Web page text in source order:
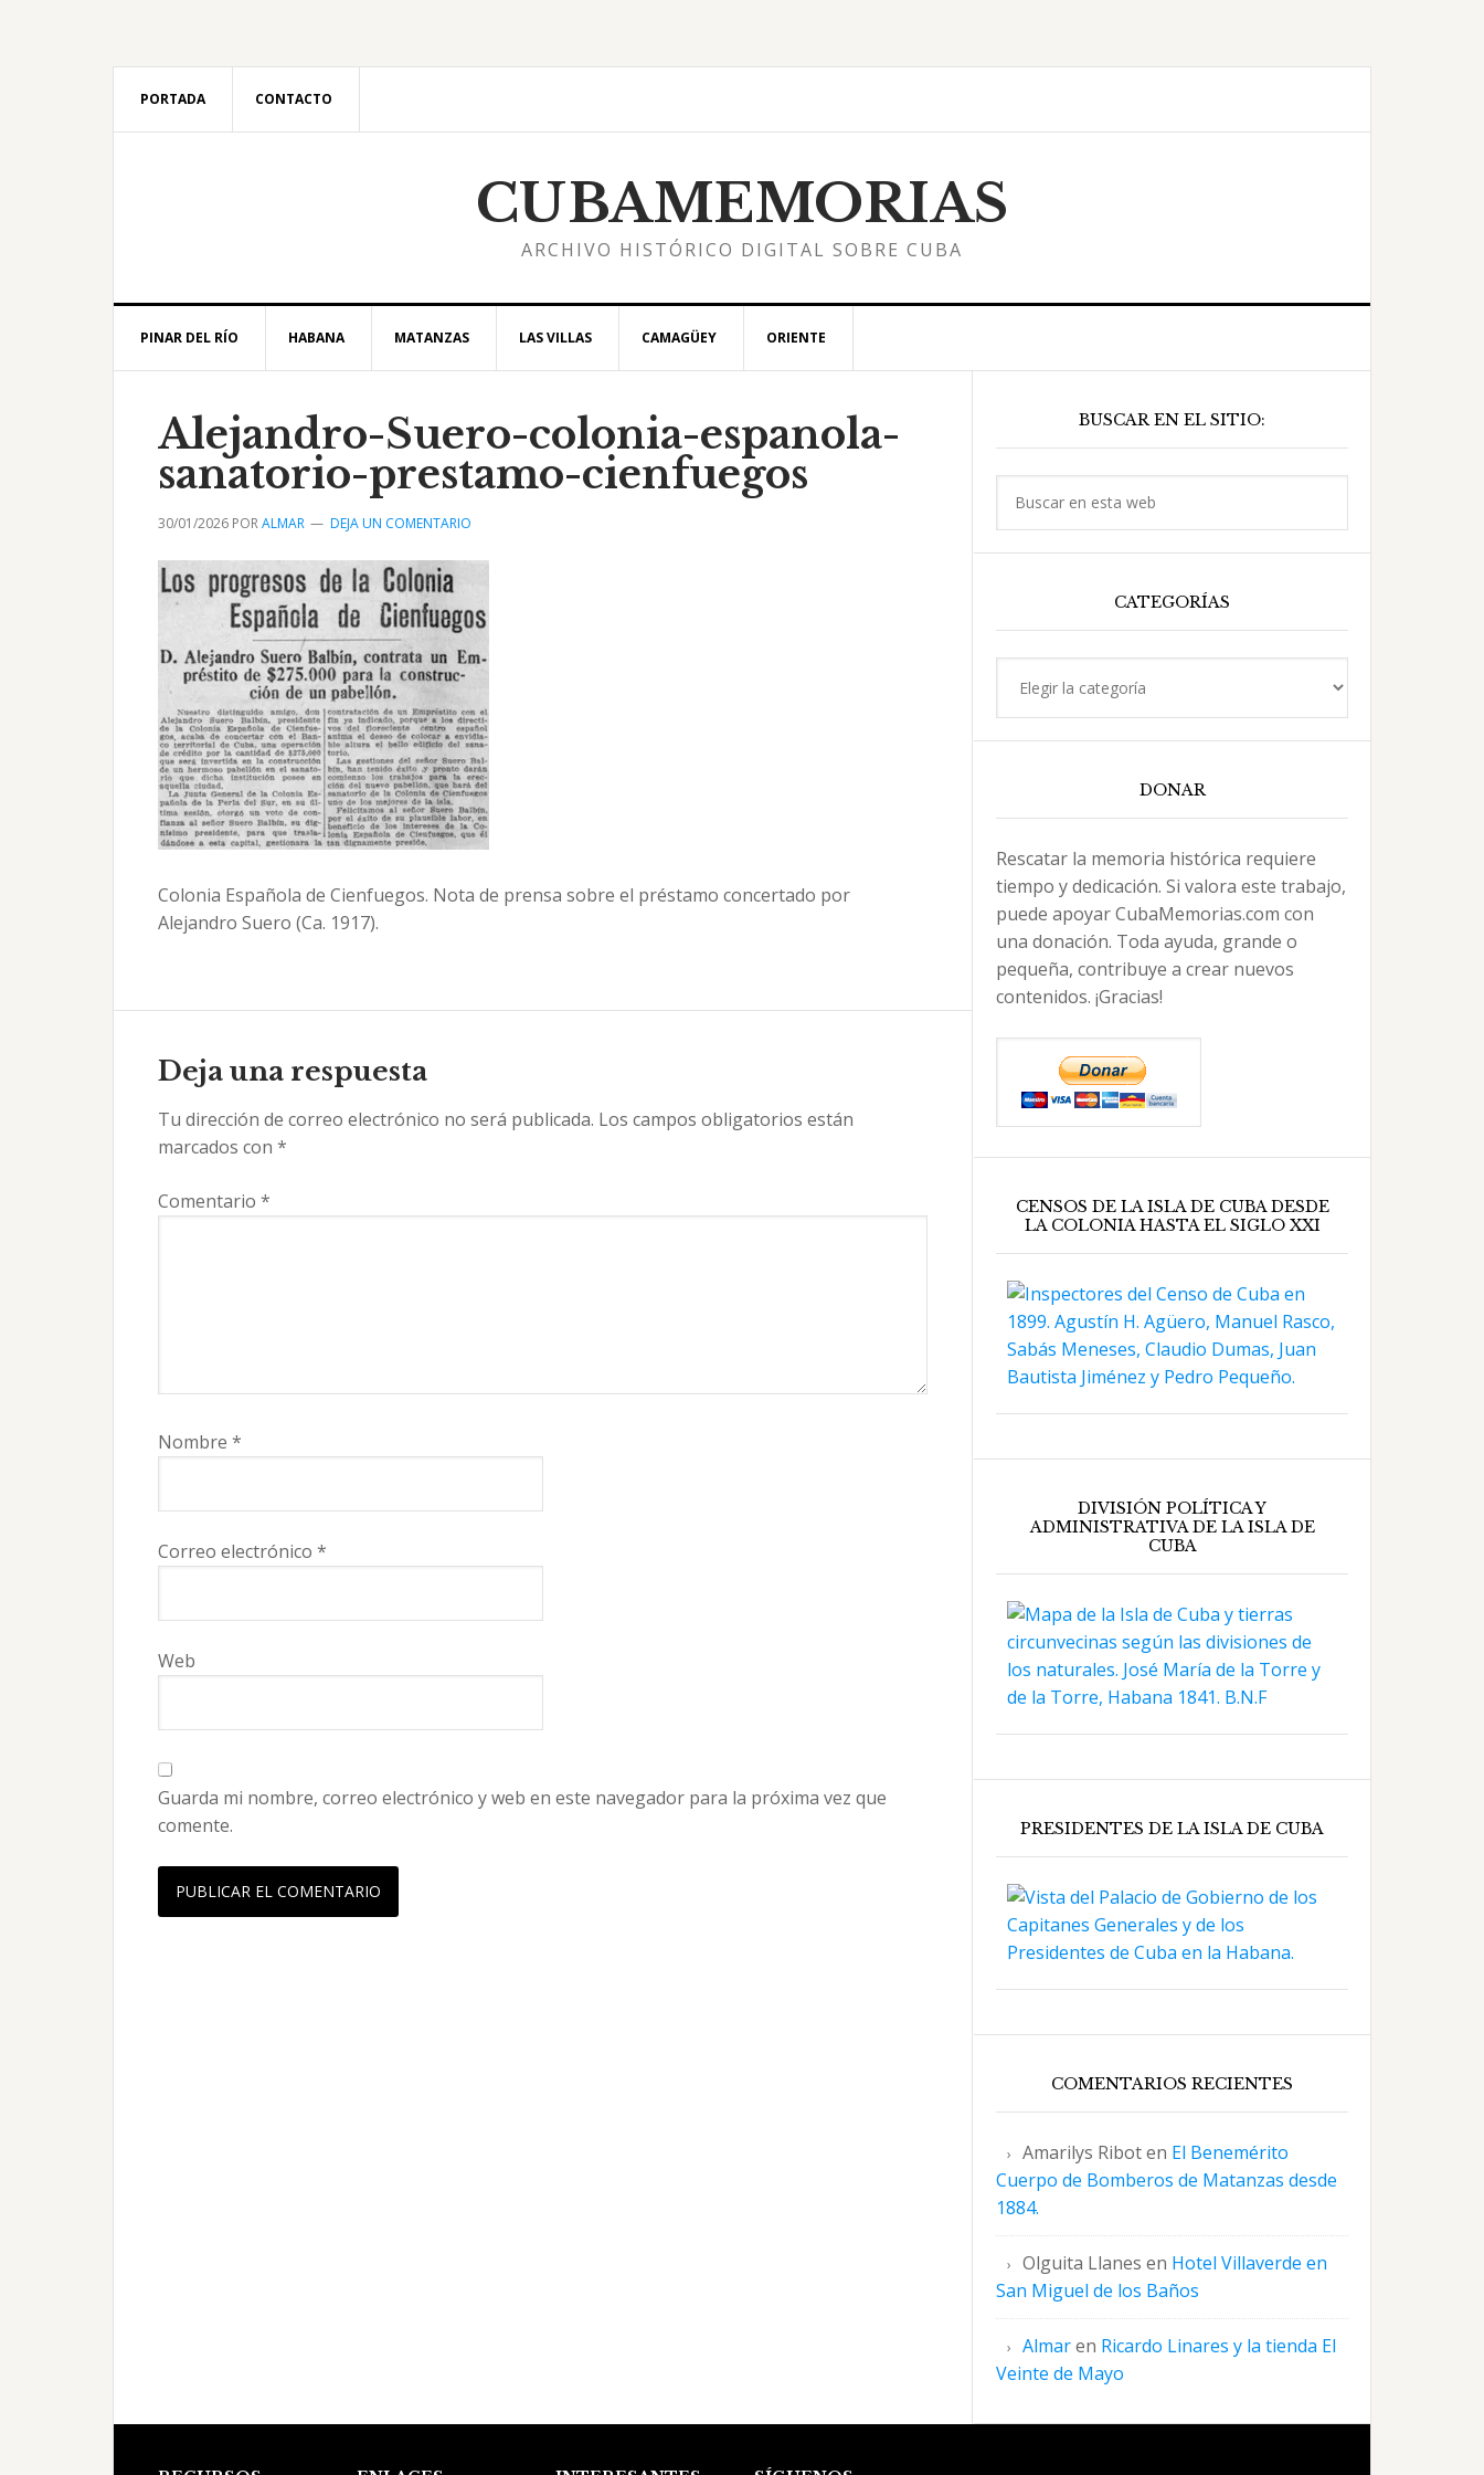
PORTADA CONTACTO
CUBAMEMORIAS
ARCHIVO HISTÓRICO DIGITAL SOBRE CUBA
PINAR DEL RÍO HABANA MATANZAS LAS VILLAS CAMAGÜEY ORIENTE
Alejandro-Suero-colonia-espanola-
sanatorio-prestamo-cienfuegos
30/01/2026 PORALMAR DEJA UN COMENTARIO
Colonia Española de Cienfuegos. Nota de prensa sobre el préstamo concertado por
Alejandro Suero (Ca. 1917).
con
los
lectores
Deja una respuesta
Tu dirección de correo electrónico no será publicada. Los campos obligatorios están
marcados con *
Comentario *
Nombre *
Correo electrónico *
Web
Guarda mi nombre, correo electrónico y web en este navegador para la próxima vez que
comente.
lateral
principal
BUSCAR EN EL SITIO:
CATEGORÍAS
DONAR
Rescatar la memoria histórica requiere
tiempo y dedicación. Si valora este trabajo,
puede apoyar CubaMemorias.com con
una donación. Toda ayuda, grande o
pequeña, contribuye a crear nuevos
contenidos. ¡Gracias!
CENSOS DE LA ISLA DE CUBA DESDE
LA COLONIA HASTA EL SIGLO XXI
DIVISIÓN POLÍTICA Y
ADMINISTRATIVA DE LA ISLA DE
CUBA
PRESIDENTES DE LA ISLA DE CUBA
COMENTARIOS RECIENTES
Amarilys Riboten El Benemérito
Cuerpo de Bomberos de Matanzas desde
1884.
Olguita Llanes en Hotel Villaverde en
San Miguel de los Baños
Almaren Ricardo Linares y la tienda El
Veinte de Mayo